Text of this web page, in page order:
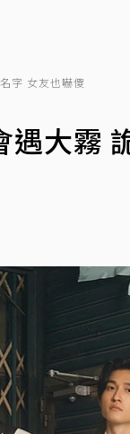
字 女友也嚇傻
大霧